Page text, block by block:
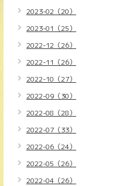
2023-02（20）
2023-01（25）
2022-12（26）
2022-11（26）
2022-10（27）
2022-09（30）
2022-08（28）
2022-07（33）
2022-06（24）
2022-05（26）
2022-04（26）